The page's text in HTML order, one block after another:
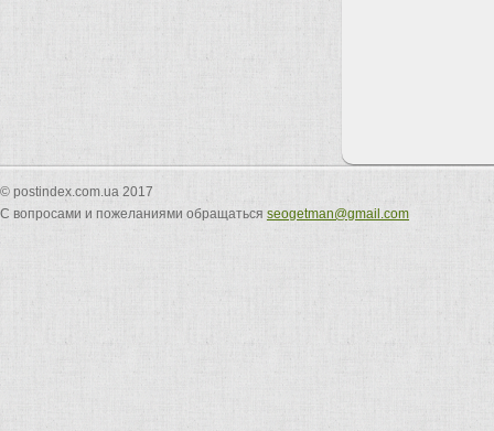
© postindex.com.ua 2017
С вопросами и пожеланиями обращаться seogetman@gmail.com